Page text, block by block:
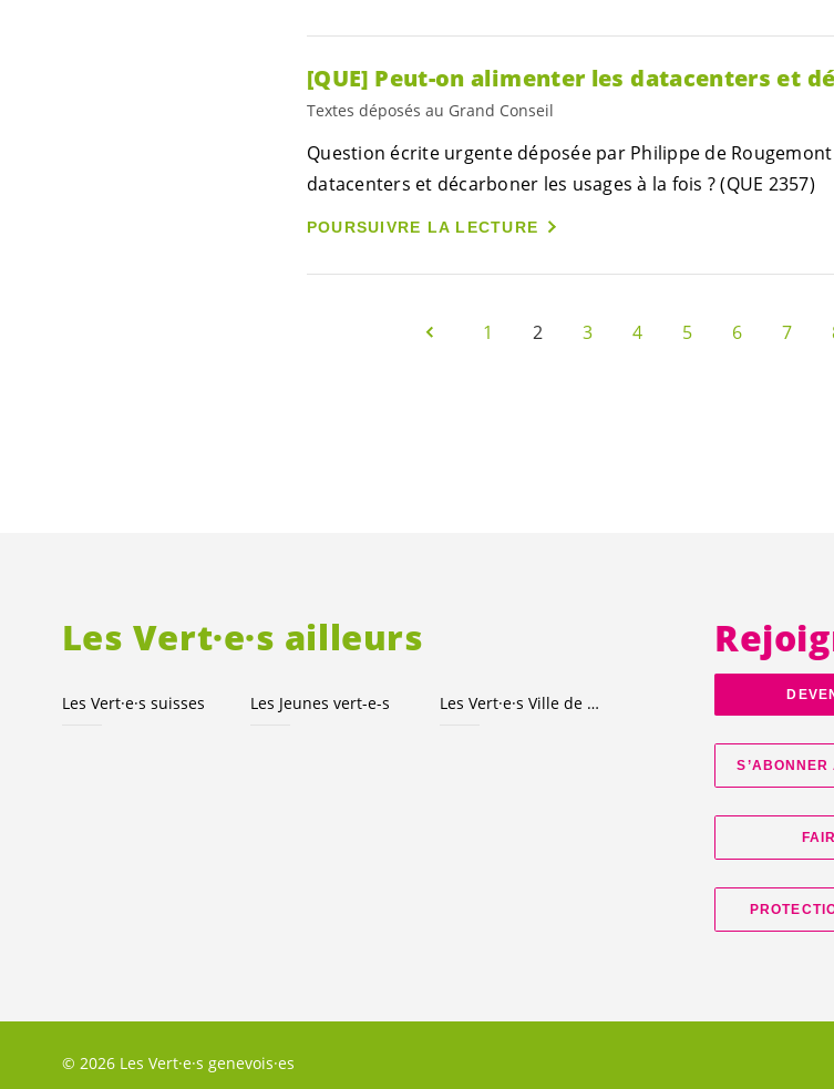
[QUE] Peut-on alimenter les datacenters et
Textes déposés au Grand Conseil
Question écrite urgente déposée par Philippe de
datacenters et décarboner les usages à la fois ? (QUE 2357)
POURSUIVRE LA LECTURE
1 2 3 4 5 6 7
Les Vert·e·s ailleurs
Les Vert·e·s suisses Les Jeunesvert-e-s LesVert·e·s Ville de Genève
© 2026 Les Vert·e·s genevois·es